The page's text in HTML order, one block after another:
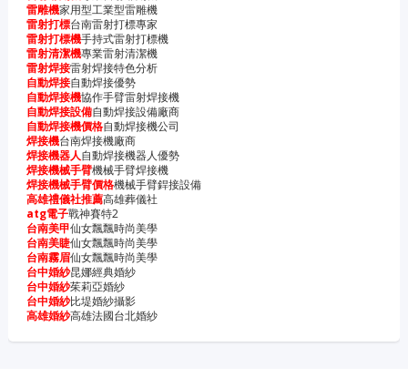
雷雕機家用型工業型雷雕機
雷射打標台南雷射打標專家
雷射打標機手持式雷射打標機
雷射清潔機專業雷射清潔機
雷射焊接雷射焊接特色分析
自動焊接自動焊接優勢
自動焊接機協作手臂雷射焊接機
自動焊接設備自動焊接設備廠商
自動焊接機價格自動焊接機公司
焊接機台南焊接機廠商
焊接機器人自動焊接機器人優勢
焊接機械手臂機械手臂焊接機
焊接機械手臂價格機械手臂銲接設備
高雄禮儀社推薦高雄葬儀社
atg電子戰神賽特2
台南美甲仙女飄飄時尚美學
台南美睫仙女飄飄時尚美學
台南霧眉仙女飄飄時尚美學
台中婚紗昆娜經典婚紗
台中婚紗茱莉亞婚紗
台中婚紗比堤婚紗攝影
高雄婚紗高雄法國台北婚紗